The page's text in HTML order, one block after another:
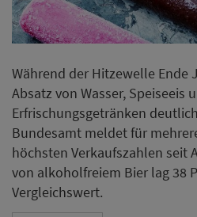
Während der Hitzewelle Ende
Absatz von Wasser, Speiseeis
Erfrischungsgetränken
Bundesamt meldet für
höchsten Verkaufszahlen seit
von alkoholfreiem Bier lag 38
Vergleichswert.